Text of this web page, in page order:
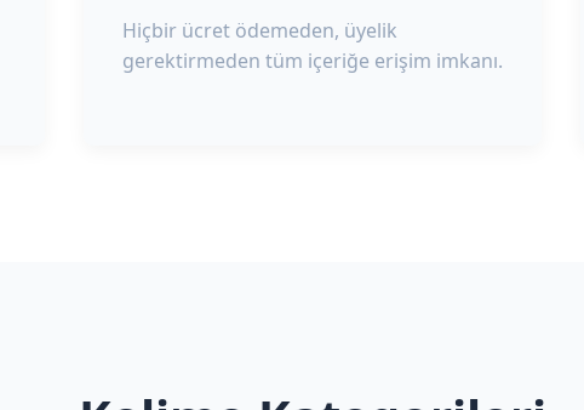
Hiçbir ücret ödemeden, üyelik
gerektirmeden tüm içeriğe erişim imkanı.